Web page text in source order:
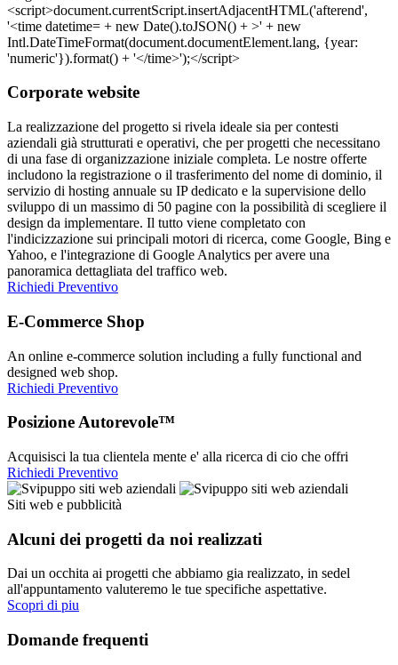
Corporate website
La realizzazione del progetto si rivela ideale sia per contesti
aziendali già strutturati e operativi, che per progetti che necessitano
di una fase di organizzazione iniziale completa. Le nostre offerte
includono la registrazione o il trasferimento del nome di dominio, il
servizio di hosting annuale su IP dedicato e la supervisione dello
sviluppo di un massimo di 50 pagine con la possibilità di scegliere il
design da implementare. Il tutto viene completato con
l'indicizzazione sui principali motori di ricerca, come Google, Bing e
Yahoo, e l'integrazione di Google Analytics per avere una
panoramica dettagliata del traffico web.
Richiedi Preventivo
E-Commerce Shop
An online e-commerce solution including a fully functional and
designed web shop.
Richiedi Preventivo
Posizione Autorevole™
Acquisisci la tua clientela mente e' alla ricerca di cio che offri
Richiedi Preventivo
Siti web e pubblicità
Alcuni dei progetti da noi realizzati
Dai un occhita ai progetti che abbiamo gia realizzato, in sedel
all'appuntamento valuteremo le tue specifiche aspettative.
Scopri di piu
Domande frequenti